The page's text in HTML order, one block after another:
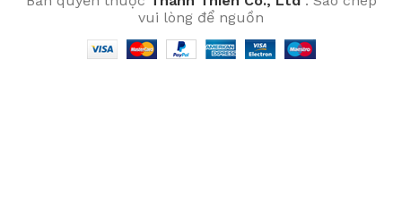
vui lòng để nguồn